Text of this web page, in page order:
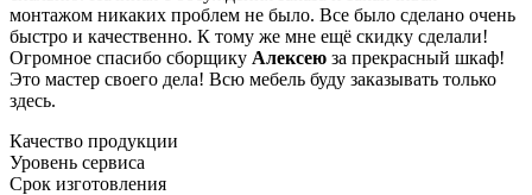
монтажом никаких проблем не было. Все было сделано очень
быстро и качественно. К тому же мне ещё скидку сделали!
Огромное спасибо сборщику Алексею за прекрасный шкаф!
Это мастер своего дела! Всю мебель буду заказывать только
здесь.
Качество продукции
Уровень сервиса
Срок изготовления